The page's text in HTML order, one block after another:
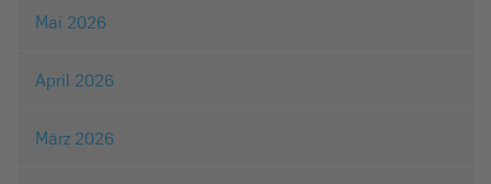
Mai 2026
April 2026
März 2026